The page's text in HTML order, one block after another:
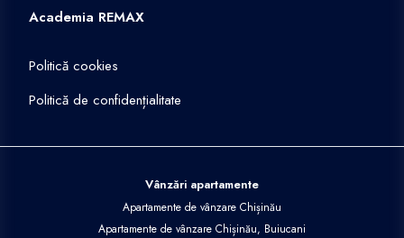
Academia REMAX
Politică cookies
Politică de confidențialitate
Vânzări apartamente
Apartamente de vânzare Chișinău
Apartamente de vânzare Chișinău, Buiucani